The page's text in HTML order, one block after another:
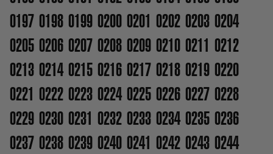
0197 0198 0199 0200 0201 0202 0203 0204
0205 0206 0207 0208 0209 0210 0211 0212
0213 0214 0215 0216 0217 0218 0219 0220
0221 0222 0223 0224 0225 0226 0227 0228
0229 0230 0231 0232 0233 0234 0235 0236
0237 0238 0239 0240 0241 0242 0243 0244